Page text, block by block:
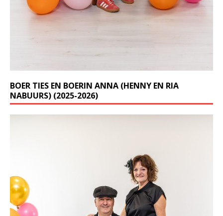
BOER TIES EN BOERIN ANNA (HENNY EN RIA
NABUURS) (2025-2026)